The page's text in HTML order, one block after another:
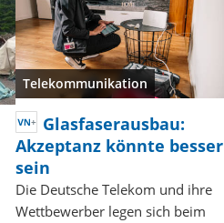
Telekommunikation
Glasfaserausbau:
Akzeptanz könnte besser
sein
Die Deutsche Telekom und ihre
Wettbewerber legen sich beim